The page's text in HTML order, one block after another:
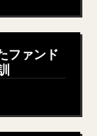
ファンド